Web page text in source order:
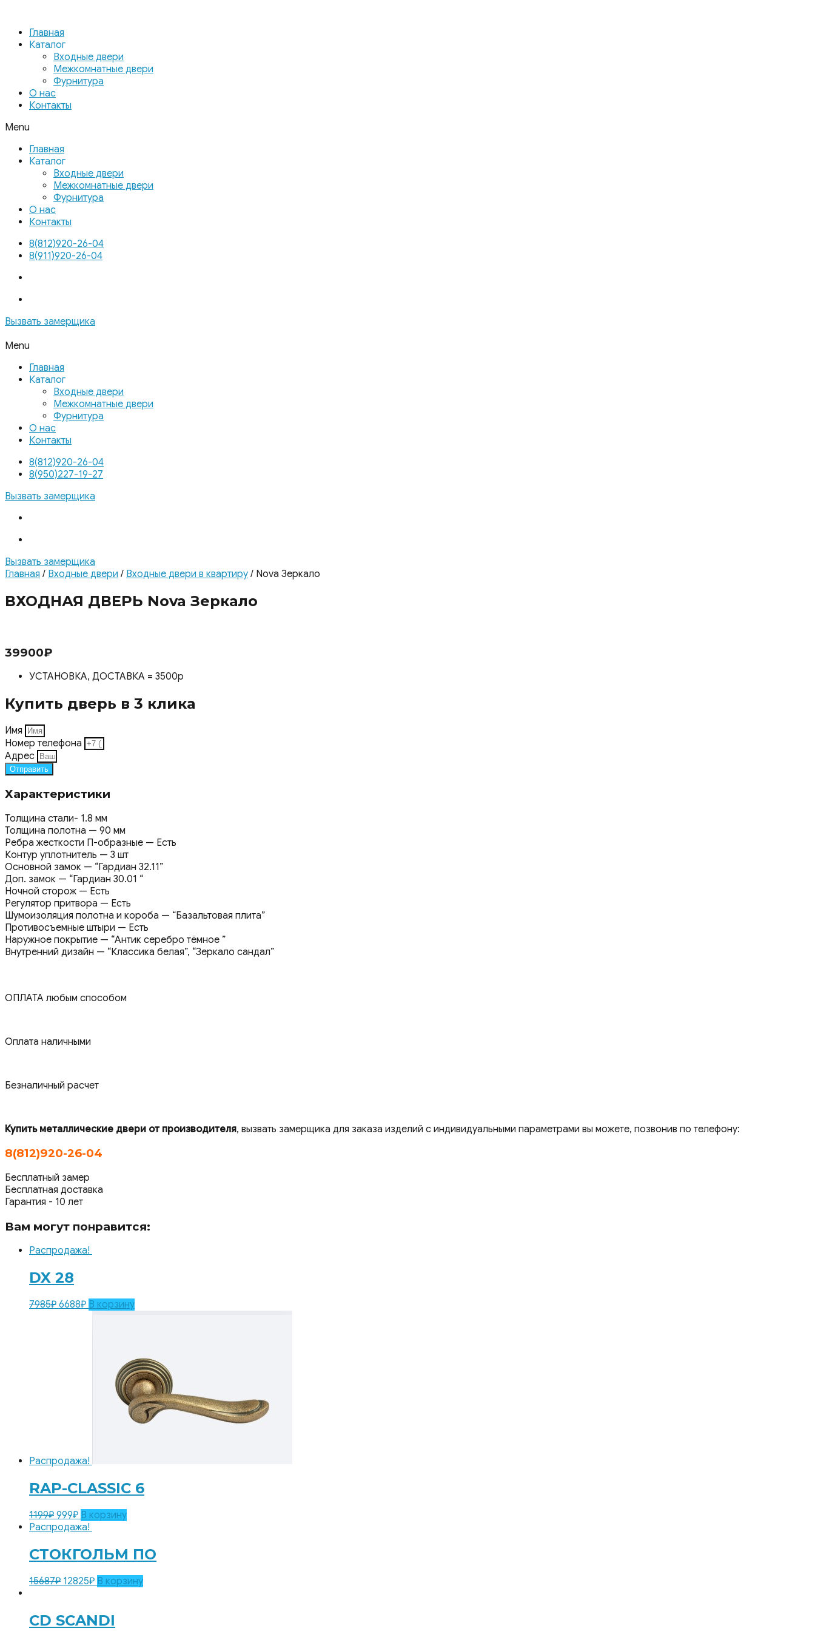
Главная
Каталог
Входные двери
Межкомнатные двери
Фурнитура
О нас
Контакты
Menu
Главная
Каталог
Входные двери
Межкомнатные двери
Фурнитура
О нас
Контакты
8(812)920-26-04
8(911)920-26-04
Вызвать замерщика
Menu
Главная
Каталог
Входные двери
Межкомнатные двери
Фурнитура
О нас
Контакты
8(812)920-26-04
8(950)227-19-27
Вызвать замерщика
Вызвать замерщика
Главная / Входные двери / Входные двери в квартиру / Nova Зеркало
ВХОДНАЯ ДВЕРЬ Nova Зеркало
39900₽
УСТАНОВКА, ДОСТАВКА = 3500р
Купить дверь в 3 клика
Имя
Номер телефона
Адрес
Отправить
Характеристики
Толщина стали- 1.8 мм
Толщина полотна — 90 мм
Ребра жесткости П-образные — Есть
Контур уплотнитель — 3 шт
Основной замок — “Гардиан 32.11”
Доп. замок — “Гардиан 30.01 “
Ночной сторож — Есть
Регулятор притвора — Есть
Шумоизоляция полотна и короба — “Базальтовая плита”
Противосъемные штыри — Есть
Наружное покрытие — “Антик серебро тёмное ”
Внутренний дизайн — “Классика белая”, “Зеркало сандал”
ОПЛАТА любым способом
Оплата наличными
Безналичный расчет
Купить металлические двери от производителя, вызвать замерщика для заказа изделий с индивидуальными параметрами вы можете, позвонив по телефону:
8(812)920-26-04
Бесплатный замер
Бесплатная доставка
Гарантия - 10 лет
Вам могут понравится:
Распродажа!
DX 28
7985₽ 6688₽ В корзину
Распродажа!
RAP-CLASSIC 6
1199₽ 999₽ В корзину
Распродажа!
СТОКГОЛЬМ ПО
15687₽ 12825₽ В корзину
CD SCANDI